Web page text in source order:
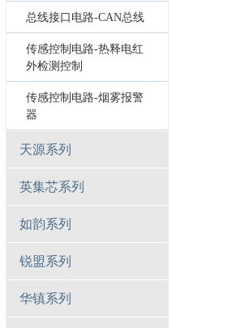
总线接口电路-CAN总线
传感控制电路-热释电红
外检测控制
传感控制电路-烟雾报警
器
天源系列
英集芯系列
如韵系列
锐盟系列
华镇系列